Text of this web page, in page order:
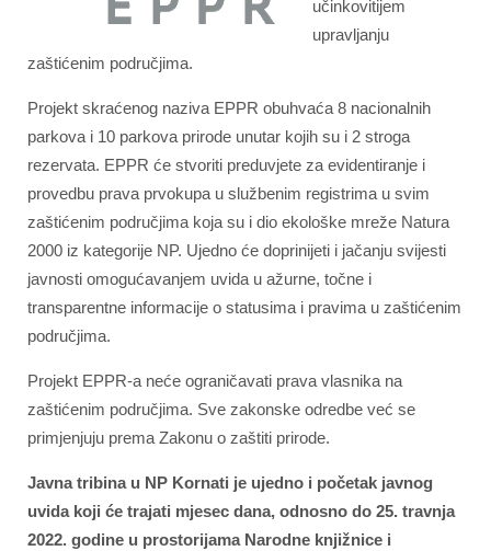
učinkovitijem
upravljanju
zaštićenim područjima.
Projekt skraćenog naziva EPPR obuhvaća 8 nacionalnih
parkova i 10 parkova prirode unutar kojih su i 2 stroga
rezervata. EPPR će stvoriti preduvjete za evidentiranje i
provedbu prava prvokupa u službenim registrima u svim
zaštićenim područjima koja su i dio ekološke mreže Natura
2000 iz kategorije NP. Ujedno će doprinijeti i jačanju svijesti
javnosti omogućavanjem uvida u ažurne, točne i
transparentne informacije o statusima i pravima u zaštićenim
područjima.
Projekt EPPR-a neće ograničavati prava vlasnika na
zaštićenim područjima. Sve zakonske odredbe već se
primjenjuju prema Zakonu o zaštiti prirode.
Javna tribina u NP Kornati je ujedno i početak javnog
uvida koji će trajati mjesec dana, odnosno do 25. travnja
2022. godine u prostorijama Narodne knjižnice i